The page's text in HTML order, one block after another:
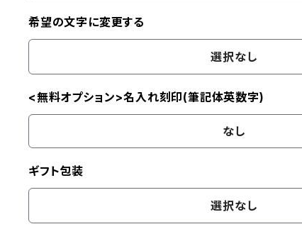
希望の文字に変更する
選択なし
<無料オプション>名入れ刻印(筆記体英数字)
なし
ギフト包装
選択なし